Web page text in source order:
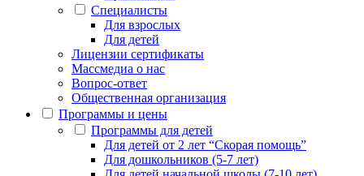
Специалисты
Для взрослых
Для детей
Лицензии сертификаты
Массмедиа о нас
Вопрос-ответ
Общественная организация
Программы и цены
Программы для детей
Для детей от 2 лет “Скорая помощь”
Для дошкольников (5-7 лет)